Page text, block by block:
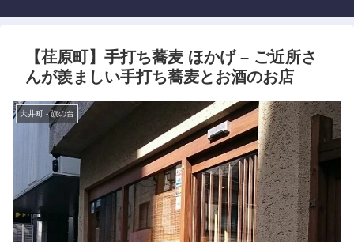
【荏原町】手打ち蕎麦 ほかげ – ご近所さ
んが羨ましい手打ち蕎麦とお酒のお店
大井町 - 旗の台